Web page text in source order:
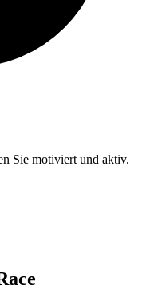
Sie motiviert und aktiv.